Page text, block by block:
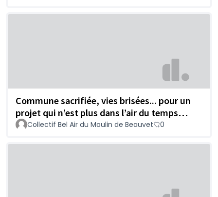
Commune sacrifiée, vies brisées... pour un
projet qui n’est plus dans l’air du temps…
Collectif Bel Air du Moulin de Beauvet 0